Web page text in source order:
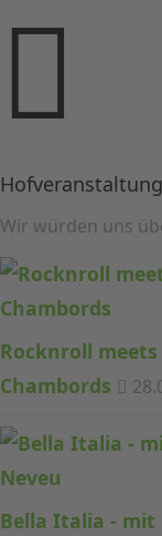
Wir würden uns
Rocknroll
Chambords
Bella Italia -